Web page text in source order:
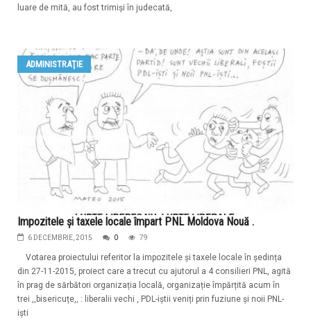
luare de mită, au fost trimişi în judecată,
ADMINISTRAŢIE
Impozitele și taxele locale împart PNL Moldova Nouă .
6 DECEMBRIE, 2015 0 79
Votarea proiectului referitor la impozitele și taxele locale în ședința
din 27-11-2015, proiect care a trecut cu ajutorul a 4 consilieri PNL, agită
în prag de sărbători organizația locală, organizație împărțită acum în
trei ,,bisericuțe,, : liberalii vechi , PDL-iștii veniți prin fuziune și noii PNL-
iști